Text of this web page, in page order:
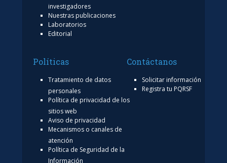
investigadores
Nuestras publicaciones
Laboratorios
Editorial
Políticas
Tratamiento de datos
personales
Política de privacidad de los
sitios web
Aviso de privacidad
Mecanismos o canales de
atención
Política de Seguridad de la
Información
Contáctanos
Solicitar información
Registra tu PQRSF